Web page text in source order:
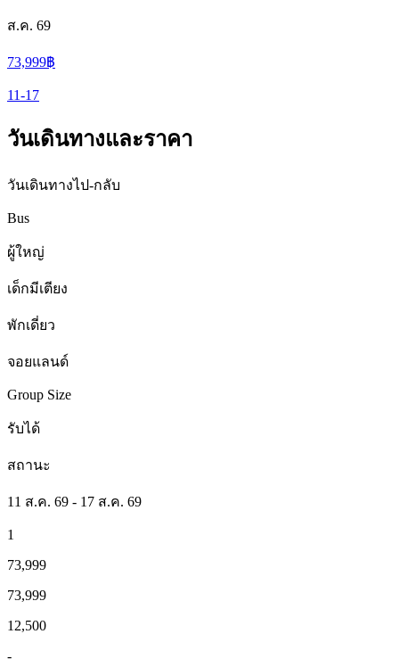
ส.ค. 69
73,999฿
11-17
วันเดินทางและราคา
วันเดินทางไป-กลับ
Bus
ผู้ใหญ่
เด็กมีเตียง
พักเดี่ยว
จอยแลนด์
Group Size
รับได้
สถานะ
11 ส.ค. 69 - 17 ส.ค. 69
1
73,999
73,999
12,500
-